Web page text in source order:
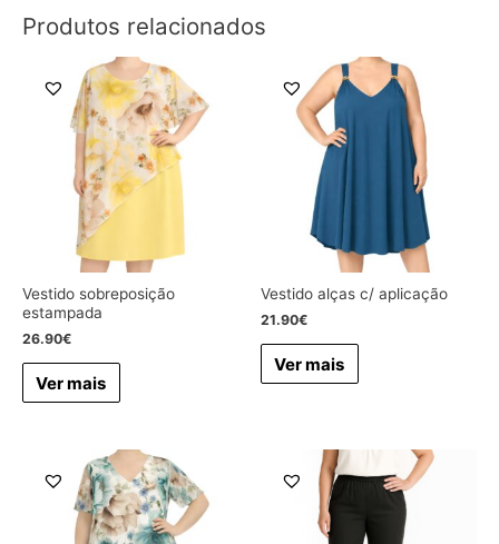
Produtos relacionados
Vestido sobreposição
estampada
26.90€
Ver mais
Vestido alças c/ aplicação
21.90€
Ver mais